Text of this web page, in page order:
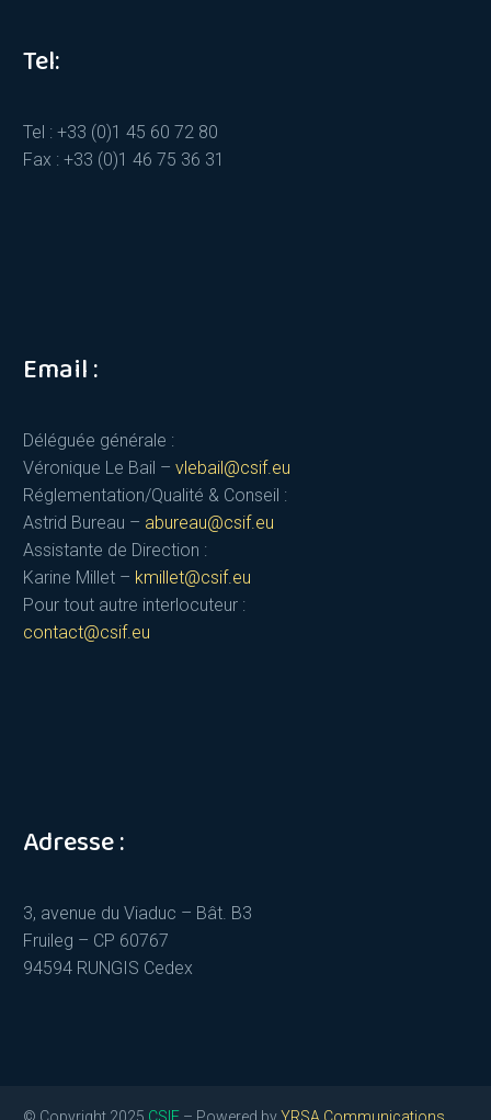
Tel:
Tel : +33 (0)1 45 60 72 80
Fax : +33 (0)1 46 75 36 31
Email :
Déléguée générale :
Véronique Le Bail – vlebail@csif.eu
Réglementation/Qualité & Conseil :
Astrid Bureau – abureau@csif.eu
Assistante de Direction :
Karine Millet – kmillet@csif.eu
Pour tout autre interlocuteur :
contact@csif.eu
Adresse :
3, avenue du Viaduc – Bât. B3
Fruileg – CP 60767
94594 RUNGIS Cedex